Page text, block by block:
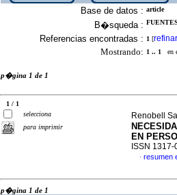
Base de datos : article
B�squeda :
Referencias encontradas : 1 [refinar
Mostrando: 1 .. 1 en
p�gina 1 de 1
1 / 1
selecciona
para imprimir
Renobell
EN
ISSN 1317-
· resumen
p�gina 1 de 1